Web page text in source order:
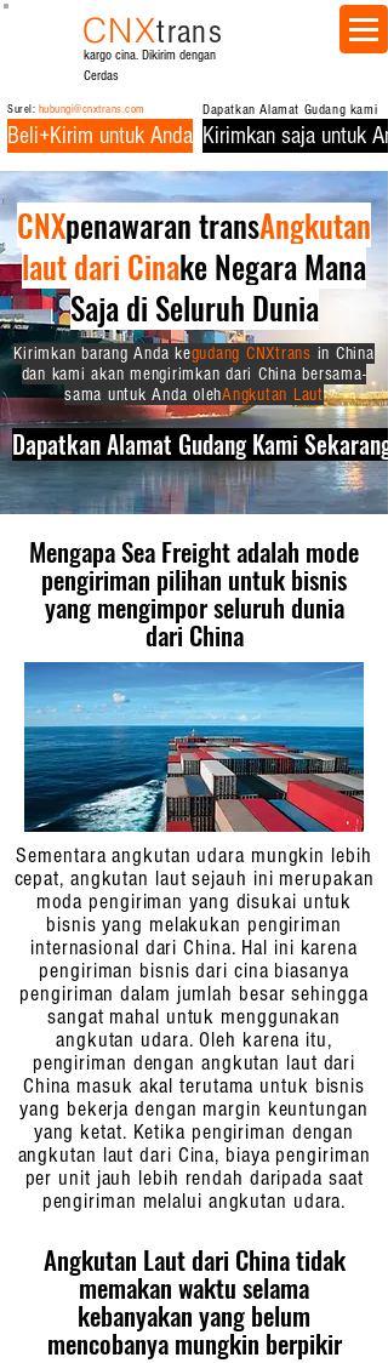
CNXtrans
kargo cina. Dikirim dengan
Cerdas
Surel: hubungi@cnxtrans.com
Beli+Kirim untuk Anda
Dapatkan Alamat Gudang kami
Kirimkan saja untuk
CNXpenawaran transAngkutan
laut dari Cinake Negara Mana
Saja di Seluruh Dunia
Kirimkan barang Anda kegudang CNXtrans in China
dan kami akan mengirimkan dari China bersama-
sama untuk Anda olehAngkutan Laut
Dapatkan Alamat Gudang Kami Sekarang
Mengapa Sea Freight adalah mode
pengiriman pilihan untuk bisnis
yang mengimpor seluruh dunia
dari China
Sementara angkutan udara mungkin lebih
cepat, angkutan laut sejauh ini merupakan
moda pengiriman yang disukai untuk
bisnis yang melakukan pengiriman
internasional dari China. Hal ini karena
pengiriman bisnis dari cina biasanya
pengiriman dalam jumlah besar sehingga
sangat mahal untuk menggunakan
angkutan udara. Oleh karena itu,
pengiriman dengan angkutan laut dari
China masuk akal terutama untuk bisnis
yang bekerja dengan margin keuntungan
yang ketat. Ketika pengiriman dengan
angkutan laut dari Cina, biaya pengiriman
per unit jauh lebih rendah daripada saat
pengiriman melalui angkutan udara.
Angkutan Laut dari China tidak
memakan waktu selama
kebanyakan yang belum
mencobanya mungkin berpikir